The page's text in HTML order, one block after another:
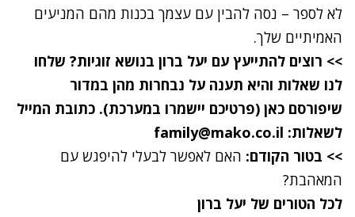
לא לספר – נסה להבין עם עצמך בכנות מהם המניעים
האמיתיים שלך.
>> רוצים להתייעץ עם יעל ברון בנושא זוגיות? שלחו
לנו שאלות והיא תענה על נבחרות מהן במדור
שיפורסם כאן (פרטיכם יישמרו במערכת). כתובת המייל
לשאלות: family@mako.co.il
>> בטור הקודם: האם לאפשר לבעלי להיפגש עם
המאהבת?
לכל הטורים של יעל ברון